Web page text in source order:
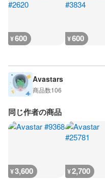
¥600 ¥600
Avastars
商品数106
同じ作者の商品
¥3,600 ¥2,700